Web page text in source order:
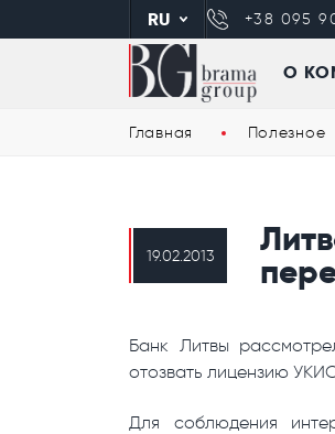
RU +38 095
О
Главная Полезное
19.02.2013
Банк Литвы
отозвать лицензию
Для соблюдения